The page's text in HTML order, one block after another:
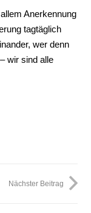
Anerkennung
tagtäglich
wer denn
wir sind alle
Nächster Beitrag